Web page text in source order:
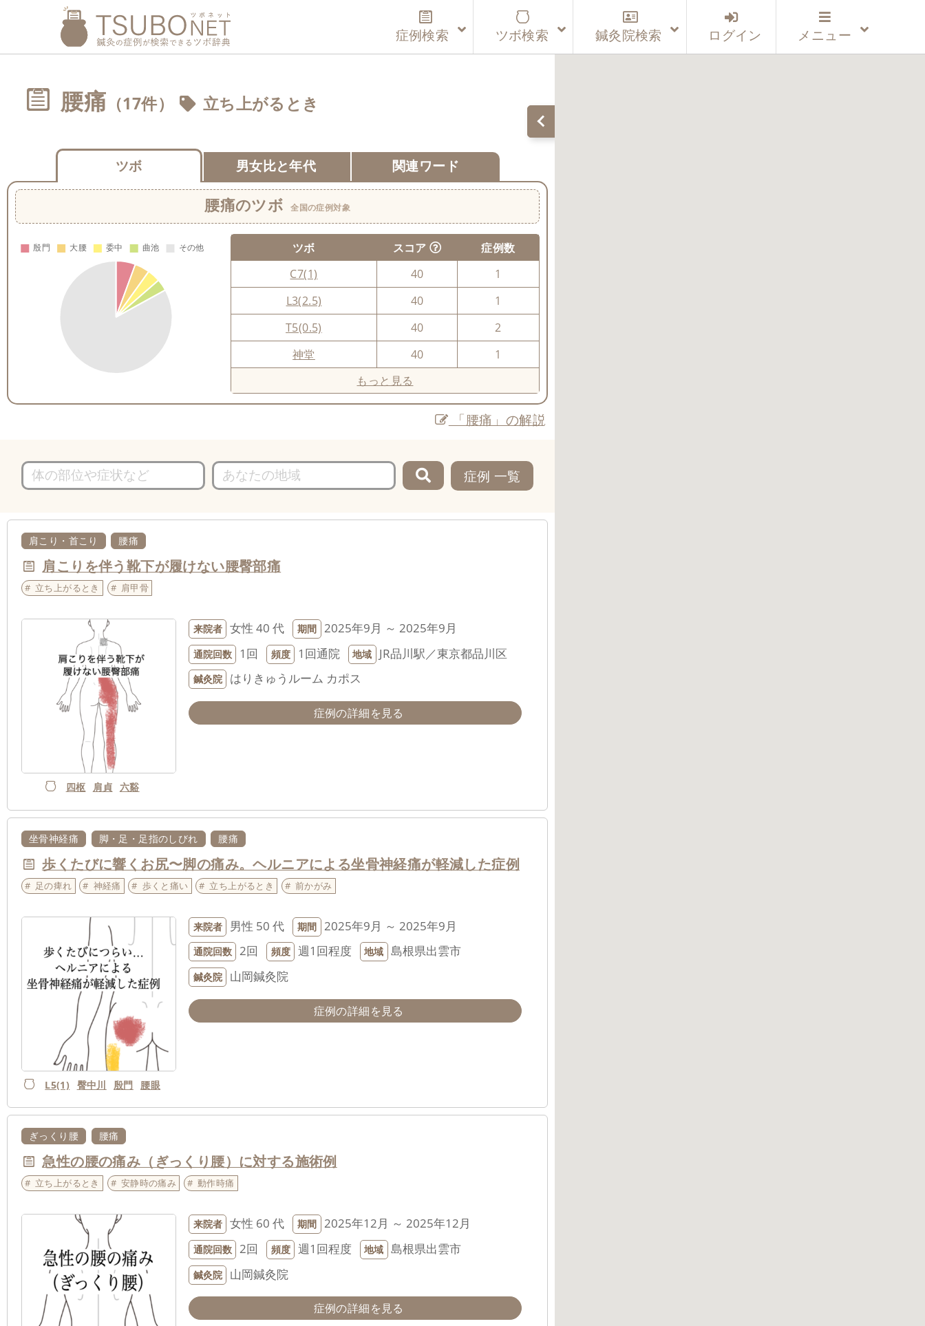
症例検索 ツボ検索 鍼灸院検索 ログイン メニュー
腰痛 （17件） 立ち上がるとき
ツボ 男女比と年代 関連ワード
腰痛のツボ 全国の症例対象
ツボ スコア
症例数
C7(1)
40
1
L3(2.5)
40
1
T5(0.5)
40
2
神堂
40
1
もっと見る
「腰痛」の解説
症例 一覧
肩こり・首こり 腰痛
肩こりを伴う靴下が履けない腰臀部痛
立ち上がるとき 肩甲骨
四枢 肩貞 六谿
来院者 女性 40 代 期間 2025年9月 ～ 2025年9月
通院回数 1回 頻度 1回通院 地域 JR品川駅／東京都品川区
鍼灸院 はりきゅうルーム カポス
症例の詳細を見る
坐骨神経痛 脚・足・足指のしびれ 腰痛
歩くたびに響くお尻〜脚の痛み。ヘルニアによる坐骨神経痛が軽減した症例
足の痺れ 神経痛 歩くと痛い 立ち上がるとき 前かがみ
L5(1) 臀中川 殷門 腰眼
来院者 男性 50 代 期間 2025年9月 ～ 2025年9月
通院回数 2回 頻度 週1回程度 地域 島根県出雲市
鍼灸院 山岡鍼灸院
症例の詳細を見る
ぎっくり腰 腰痛
急性の腰の痛み（ぎっくり腰）に対する施術例
立ち上がるとき 安静時の痛み 動作時痛
来院者 女性 60 代 期間 2025年12月 ～ 2025年12月
通院回数 2回 頻度 週1回程度 地域 島根県出雲市
鍼灸院 山岡鍼灸院
症例の詳細を見る